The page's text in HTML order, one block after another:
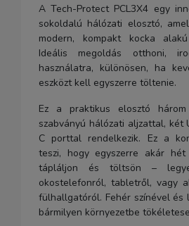
A Tech-Protect PCL3X4 egy
sokoldalú hálózati elosztó,
modern, kompakt kocka
Ideális megoldás otthoni,
használatra, különösen, ha
eszközt kell egyszerre töltenie.
Ez a praktikus elosztó három
szabványú hálózati aljzattal, két
C porttal rendelkezik. Ez a
teszi, hogy egyszerre akár hét
tápláljon és töltsön –
okostelefonról, tabletről, vagy
fülhallgatóról. Fehér színével
bármilyen környezetbe